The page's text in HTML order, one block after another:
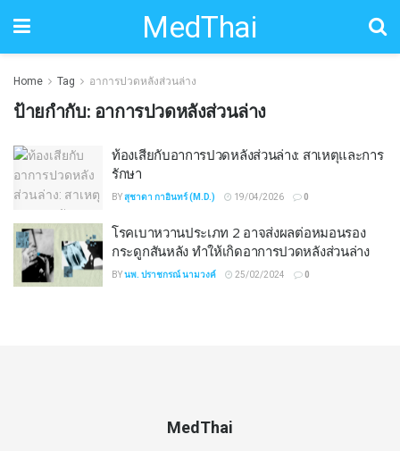
MedThai
Home Tag อาการปวดหลังส่วนล่าง
ป้ายกำกับ: อาการปวดหลังส่วนล่าง
ท้องเสียกับอาการปวดหลังส่วนล่าง: สาเหตุและการ
รักษา
BYสุชาดา กาอินทร์ (M.D.) 19/04/2026 0
โรคเบาหวานประเภท 2 อาจส่งผลต่อหมอนรอง
กระดูกสันหลัง ทำให้เกิดอาการปวดหลังส่วนล่าง
BYนพ. ปราชกรณ์ นามวงค์ 25/02/2024 0
MedThai